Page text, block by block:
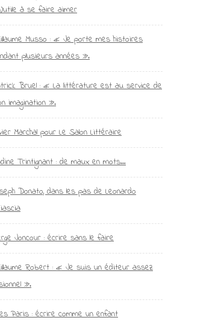
à se faire aimer
Musso : « Je porte mes histoires
plusieurs années ».
Bruel : « La littérature est au service de
imagination ».
Marchal pour Le Salon Littéraire
Trintignant : de maux en mots…
Donato, dans les pas de Leonardo
Joncour : écrire sans le faire
Robert : « Je suis un éditeur assez
».
Paris : écrire comme un enfant